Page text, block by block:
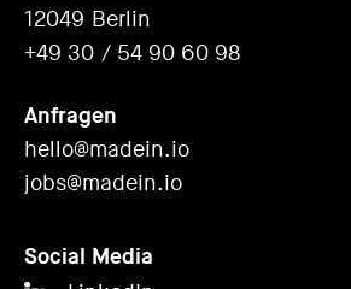
12049 Berlin
+49 30 / 54 90 60 98
Anfragen
hello@madein.io
jobs@madein.io
Social Media